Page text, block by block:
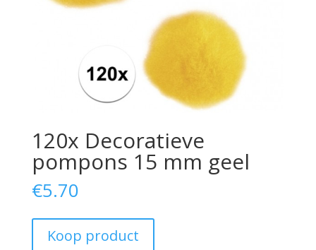
120x Decoratieve
pompons 15 mm geel
€5.70
Koop product